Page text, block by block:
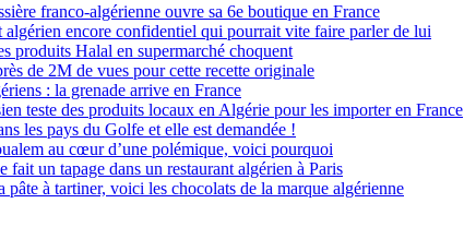
franco-algérienne ouvre sa 6e boutique en France
algérien encore confidentiel qui pourrait vite faire parler de lui
produits Halal en supermarché choquent
de 2M de vues pour cette recette originale
: la grenade arrive en France
teste des produits locaux en Algérie pour les importer en France
les pays du Golfe et elle est demandée !
au cœur d’une polémique, voici pourquoi
fait un tapage dans un restaurant algérien à Paris
pâte à tartiner, voici les chocolats de la marque algérienne